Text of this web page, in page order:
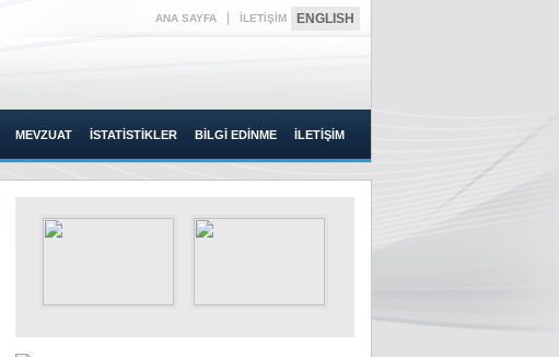
ANA SAYFA İLETİŞİM ENGLISH
MEVZUAT İSTATİSTİKLER BİLGİ EDİNME İLETİŞİM